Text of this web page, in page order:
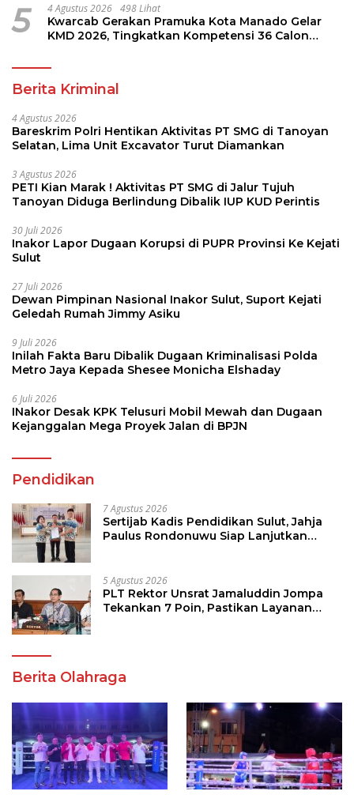
5 4 Agustus 2026 498 Lihat
Kwarcab Gerakan Pramuka Kota Manado Gelar
KMD 2026, Tingkatkan Kompetensi 36 Calon
Berita Kriminal
4 Agustus 2026
Bareskrim Polri Hentikan Aktivitas PT SMG di Tanoyan
Selatan, Lima Unit Excavator Turut Diamankan
3 Agustus 2026
PETI Kian Marak ! Aktivitas PT SMG di Jalur Tujuh
Tanoyan Diduga Berlindung Dibalik IUP KUD Perintis
30 Juli 2026
Inakor Lapor Dugaan Korupsi di PUPR Provinsi Ke Kejati
Sulut
27 Juli 2026
Dewan Pimpinan Nasional Inakor Sulut, Suport Kejati
Geledah Rumah Jimmy Asiku
9 Juli 2026
Inilah Fakta Baru Dibalik Dugaan Kriminalisasi Polda
Metro Jaya Kepada Shesee Monicha Elshaday
6 Juli 2026
INakor Desak KPK Telusuri Mobil Mewah dan Dugaan
Kejanggalan Mega Proyek Jalan di BPJN
Pendidikan
7 Agustus 2026
Sertijab Kadis Pendidikan Sulut, Jahja
Paulus Rondonuwu Siap Lanjutkan
5 Agustus 2026
PLT Rektor Unsrat Jamaluddin Jompa
Tekankan 7 Poin, Pastikan Layanan
Berita Olahraga